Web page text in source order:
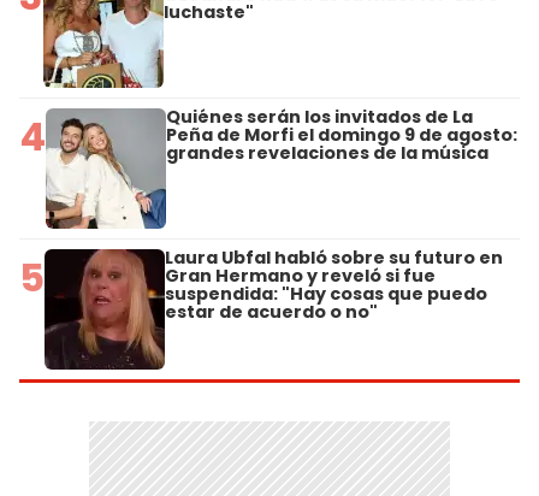
luchaste"
4 Quiénes serán los invitados de La
Peña de Morfi el domingo 9 de agosto:
grandes revelaciones de la música
5 Laura Ubfal habló sobre su futuro en
Gran Hermano y reveló si fue
suspendida: "Hay cosas que puedo
estar de acuerdo o no"